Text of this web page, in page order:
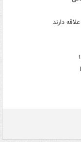
دارند